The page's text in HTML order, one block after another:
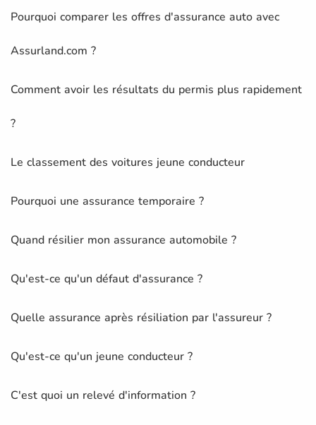
Pourquoi comparer les offres d'assurance auto avec
Assurland.com ?
Comment avoir les résultats du permis plus rapidement
?
Le classement des voitures jeune conducteur
Pourquoi une assurance temporaire ?
Quand résilier mon assurance automobile ?
Qu'est-ce qu'un défaut d'assurance ?
Quelle assurance après résiliation par l'assureur ?
Qu'est-ce qu'un jeune conducteur ?
C'est quoi un relevé d'information ?